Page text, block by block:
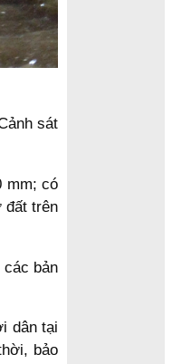
sát
mm; có
đất trên
bản
dân tại
bảo